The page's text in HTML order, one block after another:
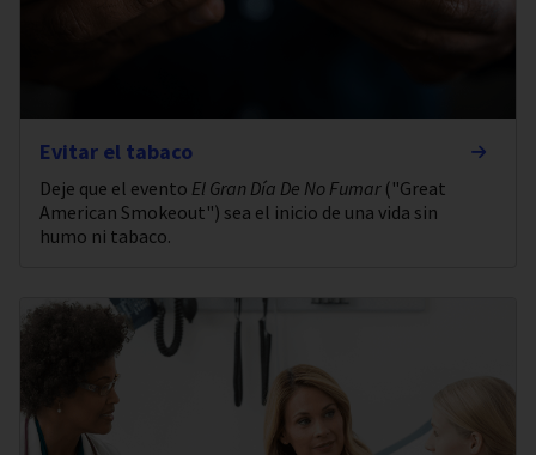
Evitar el tabaco
Deje que el evento El Gran Día De No Fumar("Great
American Smokeout") sea el inicio de una vida sin
humo ni tabaco.